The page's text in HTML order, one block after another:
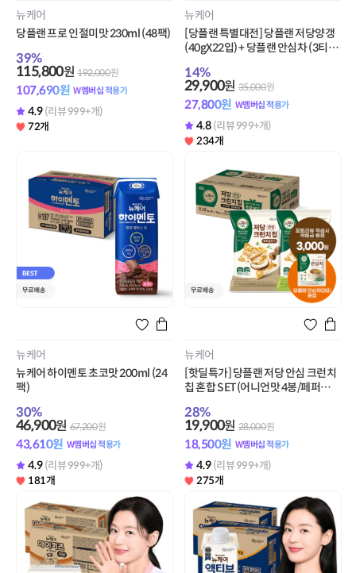
뉴케어
당플랜 프로 인절미맛 230ml (48팩)
39%
115,800원 192,000원
107,690원 W멤버십 적용가
4.9 (리뷰 999+개)
72개
뉴케어
[당플랜 특별대전] 당플랜 저당양갱
(40gX22입) + 당플랜 안심차 (3티
14%
29,900원 35,000원
27,800원 W멤버십 적용가
4.8 (리뷰 999+개)
234개
뉴케어
뉴케어 하이멘토 초코맛 200ml (24
팩)
30%
46,900원 67,200원
43,610원 W멤버십 적용가
4.9 (리뷰 999+개)
181개
뉴케어
[핫딜특가] 당플랜 저당 안심 크런치
칩 혼합 SET(어니언맛 4봉/페퍼솔
토리뷰 3,000원 적립 (8월 4주차/ID
당 1회)
28%
19,900원 28,000원
18,500원 W멤버십 적용가
4.9 (리뷰 999+개)
275개